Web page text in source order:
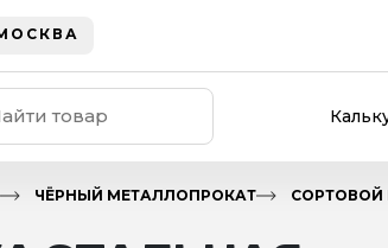
ЧЁРНЫЙ МЕТАЛЛОПРОКАТ СОРТОВОЙ